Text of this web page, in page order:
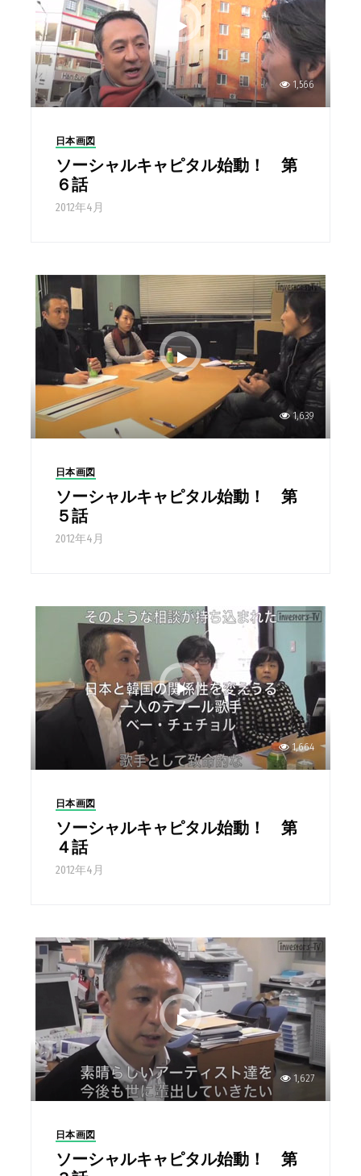
1,566
日本画図
ソーシャルキャピタル始動！ 第
６話
2012年4月
1,639
日本画図
ソーシャルキャピタル始動！ 第
５話
2012年4月
1,664
日本画図
ソーシャルキャピタル始動！ 第
４話
2012年4月
1,627
日本画図
ソーシャルキャピタル始動！ 第